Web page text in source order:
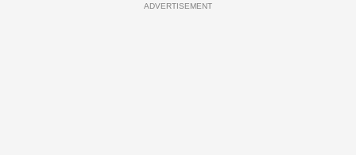
ADVERTISEMENT